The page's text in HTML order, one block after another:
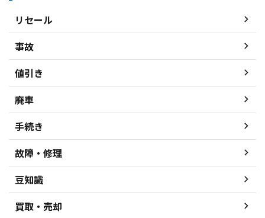
リセール
事故
値引き
廃車
手続き
故障・修理
豆知識
買取・売却